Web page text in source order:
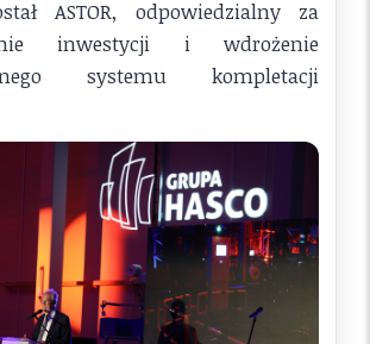
ASTOR, odpowiedzialny za
inwestycji i wdrożenie
systemu kompletacji